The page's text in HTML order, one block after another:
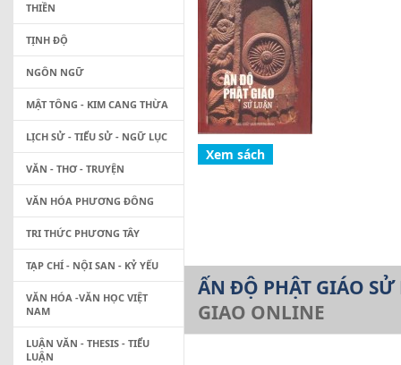
ẤN ĐỘ PHẬT GIÁO
GIAO ONLINE
THIỀN
TỊNH ĐỘ
NGÔN NGỮ
MẬT TÔNG - KIM CANG THỪA
LỊCH SỬ - TIỂU SỬ - NGỮ LỤC
VĂN - THƠ - TRUYỆN
VĂN HÓA PHƯƠNG ĐÔNG
TRI THỨC PHƯƠNG TÂY
TẠP CHÍ - NỘI SAN - KỶ YẾU
VĂN HÓA -VĂN HỌC VIỆT
NAM
LUẬN VĂN - THESIS - TIỂU
LUẬN